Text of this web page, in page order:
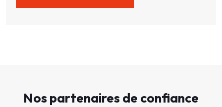
Nos partenaires de confiance